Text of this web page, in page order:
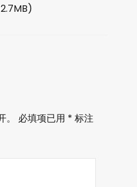
必填项已用 * 标注